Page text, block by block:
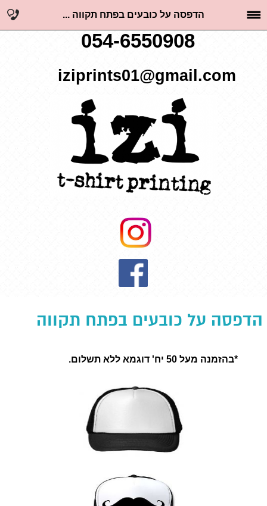
הדפסה על כובעים בפתח תקווה ...
054-6550908
iziprints01@gmail.com
הדפסה על כובעים בפתח תקווה
*בהזמנה מעל 50 יח' דוגמא ללא תשלום.